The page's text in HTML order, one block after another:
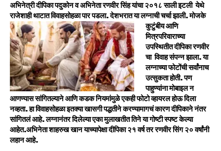
अभिनेत्री दीपिका पदुकोन व अभिनेता रणवीर सिंह यांचा २०१८ साली इटली येथे
राजेशाही थाटात विवाहसोहळा पार पडला. देशभरात या लग्नाची चर्चा झाली.मोजके
कुटुंबीय आणि
मित्रपरिवाराच्या
उपस्थितीत दीपिका रणवीर
चा विवाह संपन्न झाला. या
लग्नाच्या फोटोंची सर्वांनाच
उत्सुकता होती. पण
पाहुण्यांना मोबाइल न
आणण्यास सांगितल्याने आणि कडक नियमांमुळे एकही फोटो व्हायरल होऊ दिला
नव्हता. हा विवाहसोहळा इतक्या खासगी पद्धतीने करण्यामागचं कारण दीपिकाने नंतर
सांगितलं आहे. लग्नानंतर दिलेल्या एका मुलाखतीत तिने या गोष्टी स्पष्ट केल्या
आहेत.अभिनेता शाहरुख खान याच्यापेक्षा दीपिका २१ वर्ष तर रणवीर सिंग २० वर्षांनी
लहान आहे.